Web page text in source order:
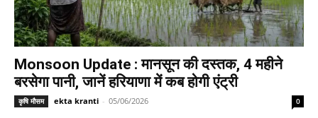
Monsoon Update : मानसून की दस्तक, 4 महीने
बरसेगा पानी, जानें हरियाणा में कब होगी एंट्री
कृषि मौसम ekta kranti - 05/06/2026 0